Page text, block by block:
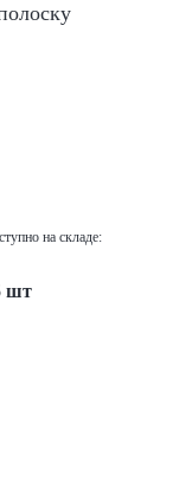
на складе:
шт